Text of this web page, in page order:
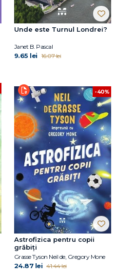
Unde este Turnul Londrei?
Janet B. Pascal
9.65 lei 16.07 lei
-40%
Astrofizica pentru copii
grăbiți
Grasse Tyson Neil de, Gregory Mone
24.87 lei 41.44 lei